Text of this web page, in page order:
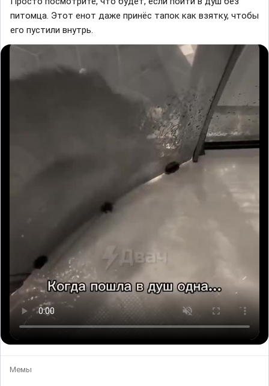
питомца. Этот енот даже принёс тапок как взятку, чтобы
его пустили внутрь.
Мемы